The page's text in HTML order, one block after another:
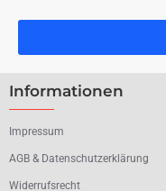
Informationen
Impressum
AGB & Datenschutzerklärung
Widerrufsrecht